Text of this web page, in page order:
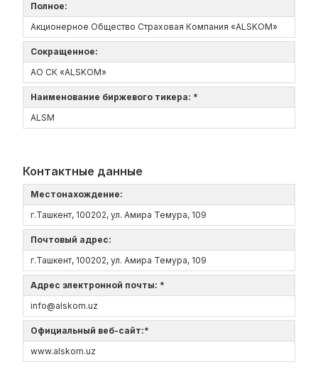
Полное:
Акционерное Общество Страховая Компания «ALSKOM»
Сокращенное:
АО СК «ALSKOM»
Наименование биржевого тикера: *
ALSM
Контактные данные
Местонахождение:
г.Ташкент, 100202, ул. Амира Темура, 109
Почтовый адрес:
г.Ташкент, 100202, ул. Амира Темура, 109
Адрес электронной почты: *
info@alskom.uz
Официальный веб-сайт:*
www.alskom.uz